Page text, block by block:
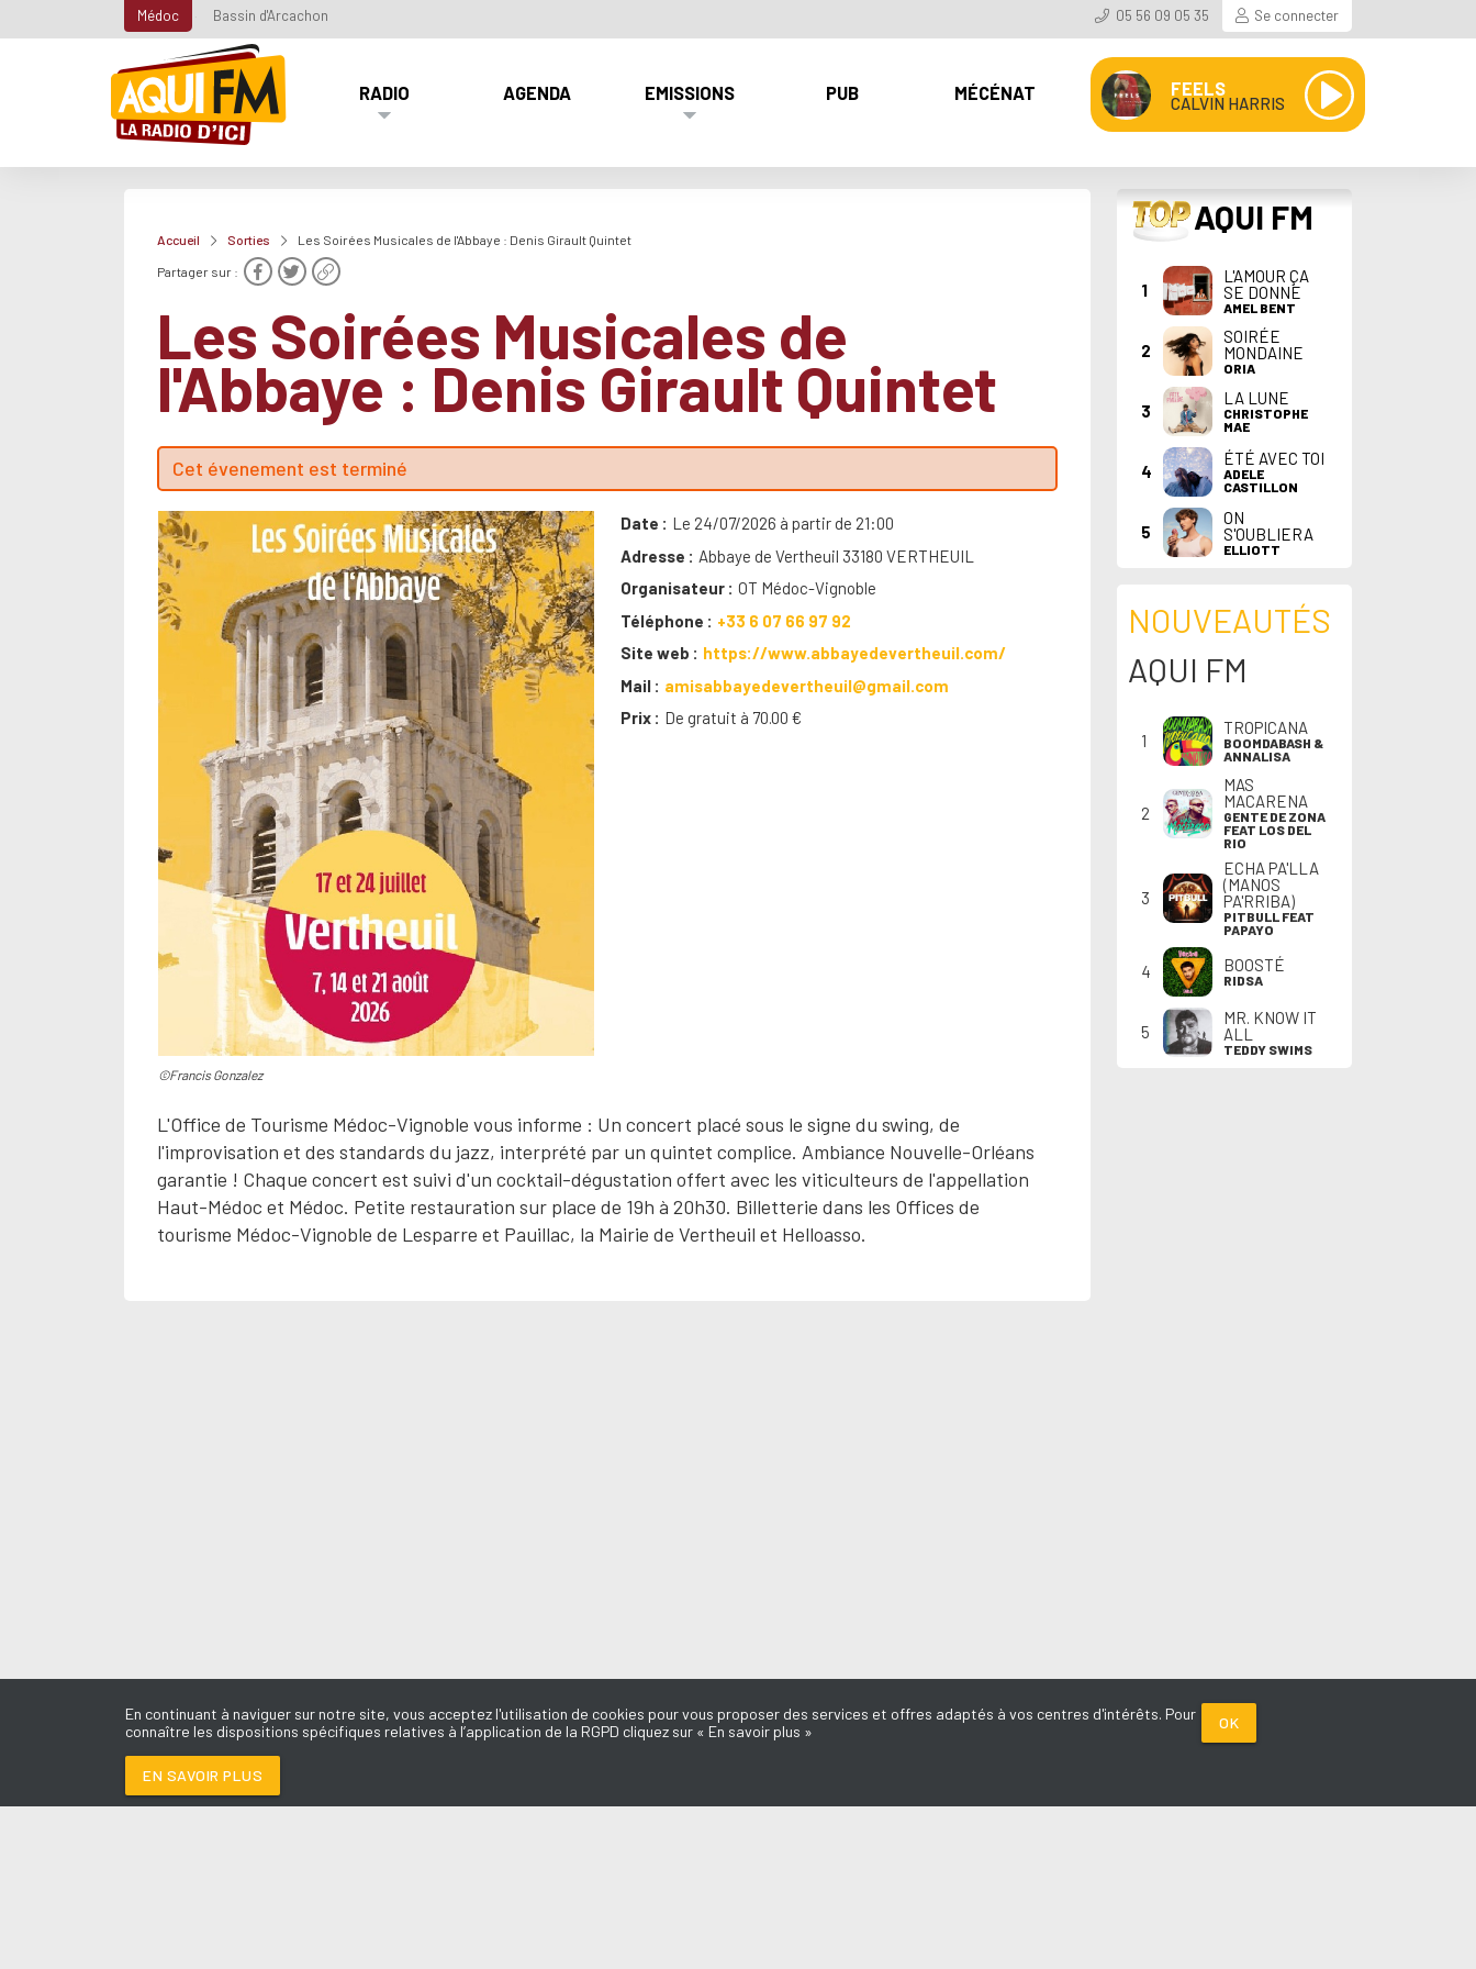
Médoc Bassin d'Arcachon 05 56 09 05 35 Se connecter
RADIO AGENDA EMISSIONS PUB MÉCÉNAT FEELS
CALVIN HARRIS
Accueil Sorties Les Soirées Musicales de l'Abbaye : Denis Girault Quintet
Partager sur :
Les Soirées Musicales de
l'Abbaye : Denis Girault Quintet
Cet évenement est terminé
©Francis Gonzalez
Date
Le 24/07/2026 à partir de 21:00
Adresse
Abbaye de Vertheuil 33180 VERTHEUIL
Organisateur
OT Médoc-Vignoble
Téléphone
+33 6 07 66 97 92
Site web
https://www.abbayedevertheuil.com/
Mail
amisabbayedevertheuil@gmail.com
Prix
De gratuit à 70.00 €
L'Office de Tourisme Médoc-Vignoble vous informe : Un concert placé sous le signe du swing, de
l'improvisation et des standards du jazz, interprété par un quintet complice. Ambiance Nouvelle-Orléans
garantie ! Chaque concert est suivi d'un cocktail-dégustation offert avec les viticulteurs de l'appellation
Haut-Médoc et Médoc. Petite restauration sur place de 19h à 20h30. Billetterie dans les Offices de
tourisme Médoc-Vignoble de Lesparre et Pauillac, la Mairie de Vertheuil et Helloasso.
TOP AQUI FM
1
L'AMOUR ÇA
SE DONNE
AMEL BENT
2
SOIRÉE
MONDAINE
ORIA
3
LA LUNE
CHRISTOPHE
MAE
4
ÉTÉ AVEC TOI
ADELE
CASTILLON
5
ON
S'OUBLIERA
ELLIOTT
NOUVEAUTÉS
AQUI FM
1
TROPICANA
BOOMDABASH &
ANNALISA
2
MAS
MACARENA
GENTE DE ZONA
FEAT LOS DEL
RIO
3
ECHA PA'LLA
(MANOS
PA'RRIBA)
PITBULL FEAT
PAPAYO
4 BOOSTÉ
RIDSA
5
MR. KNOW IT
ALL
TEDDY SWIMS
En continuant à naviguer sur notre site, vous acceptez l'utilisation de cookies pour vous proposer des services et offres adaptés à vos centres d'intérêts. Pour
connaître les dispositions spécifiques relatives à l’application de la RGPD cliquez sur « En savoir plus »
OK
EN SAVOIR PLUS